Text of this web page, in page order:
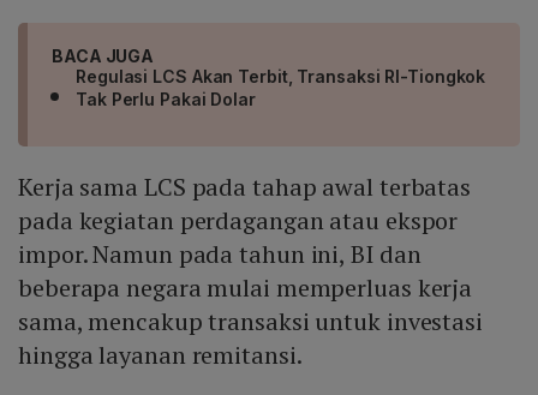
BACA JUGA
Regulasi LCS Akan Terbit, Transaksi RI-Tiongkok
Tak Perlu Pakai Dolar
Kerja sama LCS pada tahap awal terbatas
pada kegiatan perdagangan atau ekspor
impor. Namun pada tahun ini, BI dan
beberapa negara mulai memperluas kerja
sama, mencakup transaksi untuk investasi
hingga layanan remitansi.